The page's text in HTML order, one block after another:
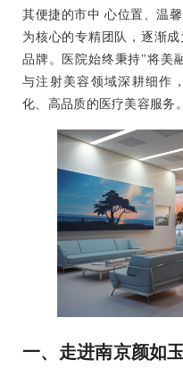
其便捷的市中 心位置、温
为核心的专精团队，逐渐
品牌。医院始终秉持"将美
与注射美容领域深耕细作
化、高品质的医疗美容服务。
一、走进南京颜如